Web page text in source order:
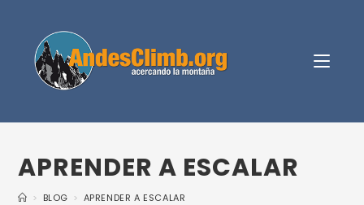
APRENDER A ESCALAR
> BLOG > APRENDER A ESCALAR